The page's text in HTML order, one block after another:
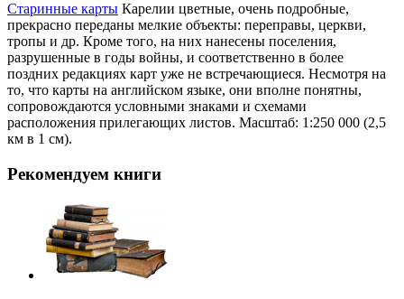
Старинные карты Карелии цветные, очень подробные,
прекрасно переданы мелкие объекты: переправы, церкви,
тропы и др. Кроме того, на них нанесены поселения,
разрушенные в годы войны, и соответственно в более
поздних редакциях карт уже не встречающиеся. Несмотря на
то, что карты на английском языке, они вполне понятны,
сопровождаются условными знаками и схемами
расположения прилегающих листов. Масштаб: 1:250 000 (2,5
км в 1 см).
Рекомендуем книги